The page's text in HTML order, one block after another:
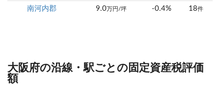
南河内郡 9.0万円/坪 -0.4% 18件
大阪府の沿線・駅ごとの固定資産税評価
額